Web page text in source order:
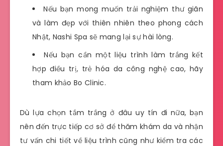
Nếu bạn mong muốn trải nghiệm thư giãn
và làm đẹp với thiên nhiên theo phong cách
Nhật, Nashi Spa sẽ mang lại sự hài lòng.
Nếu bạn cần một liệu trình làm trắng kết
hợp điều trị, trẻ hóa da công nghệ cao, hãy
tham khảo Bo Clinic.
Dù lựa chọn tắm trắng ở đâu uy tín đi nữa, bạn
nên đến trực tiếp cơ sở để thăm khám da và nhận
tư vấn chi tiết về liệu trình cũng như kiểm tra các